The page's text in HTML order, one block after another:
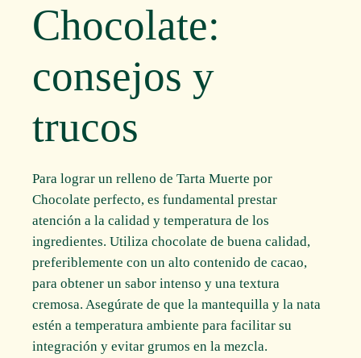
Chocolate:
consejos y
trucos
Para lograr un relleno de Tarta Muerte por
Chocolate perfecto, es fundamental prestar
atención a la calidad y temperatura de los
ingredientes. Utiliza chocolate de buena calidad,
preferiblemente con un alto contenido de cacao,
para obtener un sabor intenso y una textura
cremosa. Asegúrate de que la mantequilla y la nata
estén a temperatura ambiente para facilitar su
integración y evitar grumos en la mezcla.